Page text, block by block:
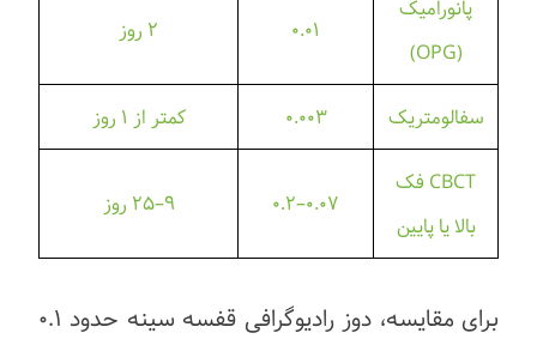
پانورامیک
(OPG)
۰.۰۱ ۲ روز
سفالومتریک ۰.۰۰۳ کمتر از ۱ روز
CBCT فک
بالا یا پایین
۰.۰۷–۰.۲ ۹–۲۵ روز
برای مقایسه، دوز رادیوگرافی قفسه سینه حدود ۰.۱